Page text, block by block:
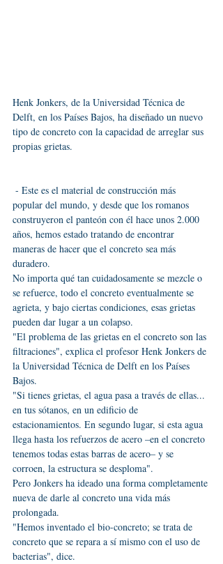
Henk Jonkers, de la Universidad Técnica de
Delft, en los Países Bajos, ha diseñado un nuevo
tipo de concreto con la capacidad de arreglar sus
propias grietas.
popular del mundo, y desde que los romanos
construyeron el panteón con él hace unos 2.000
años, hemos estado tratando de encontrar
maneras de hacer que el concreto sea más
duradero.
No importa qué tan cuidadosamente se mezcle o
se refuerce, todo el concreto eventualmente se
agrieta, y bajo ciertas condiciones, esas grietas
pueden dar lugar a un colapso.
"El problema de las grietas en el concreto son las
filtraciones", explica el profesor Henk Jonkers de
la Universidad Técnica de Delft en los Países
Bajos.
"Si tienes grietas, el agua pasa a través de ellas...
en tus sótanos, en un edificio de
estacionamientos. En segundo lugar, si esta agua
llega hasta los refuerzos de acero –en el concreto
tenemos todas estas barras de acero– y se
corroen, la estructura se desploma".
Pero Jonkers ha ideado una forma completamente
nueva de darle al concreto una vida más
prolongada.
"Hemos inventado el bio-concreto; se trata de
concreto que se repara a sí mismo con el uso de
bacterias", dice.